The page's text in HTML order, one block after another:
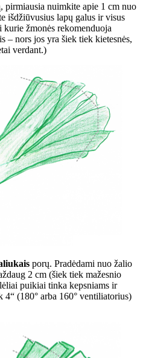
pirmiausia nuimkite apie 1 cm nuo
išdžiūvusius lapų galus ir visus
žmonės rekomenduoja
– nors jos yra šiek tiek kietesnės,
verdant.)
porų. Pradėdami nuo žalio
2 cm (šiek tiek mažesnio
puikiai tinka kepsniams ir
(180° arba 160° ventiliatorius)